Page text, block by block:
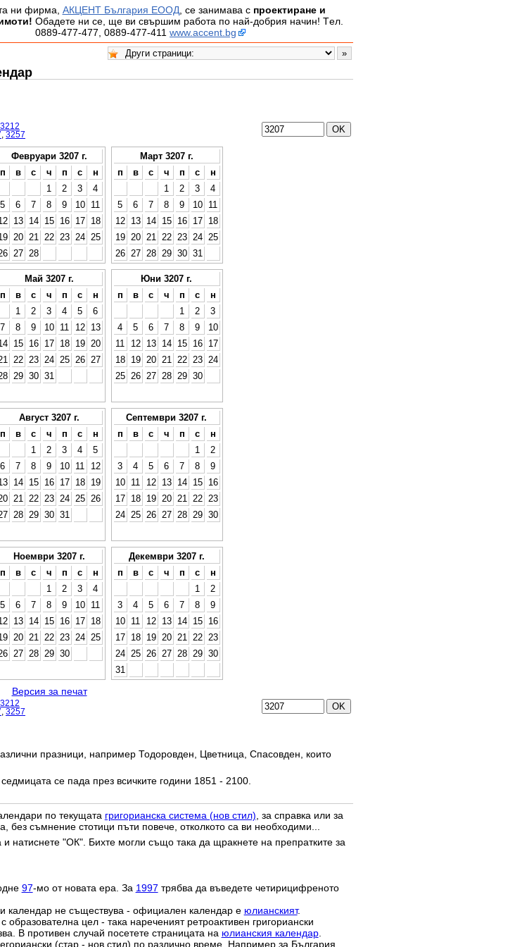
ни фирма, АКЦЕНТ България ЕООД, се занимава с проектиране и
Обадете ни се, ще ви свършим работа по най-добрия начин! Tел.
0889-477-477, 0889-477-411 www.accent.bg
3212
3257
Февруари 3207 г.
п
в с ч п с
н
1
2 3
4
5
6 7 8 9 10
11
13 14 15 16 17
18
20 21 22 23 24
25
27 28
Март 3207 г.
п
в с ч п с
н
1
2 3
4
5
6 7 8 9 10
11
12
13 14 15 16 17
18
19
20 21 22 23 24
25
26
27 28 29 30 31
Май 3207 г.
п
в с ч п с
н
1
2 3 4 5
6
7
8 9 10 11 12
13
15 16 17 18 19
20
22 23 24 25 26
27
29 30 31
Юни 3207 г.
п
в с ч п с
н
1
2
3
4
5 6 7 8 9
10
11
12 13 14 15 16
17
18
19 20 21 22 23
24
25
26 27 28 29 30
Август 3207 г.
п
в с ч п с
н
1
2 3 4
5
6
7 8 9 10 11
12
14 15 16 17 18
19
21 22 23 24 25
26
28 29 30 31
Септември 3207 г.
п
в с ч п с
н
1
2
3
4 5 6 7 8
9
10
11 12 13 14 15
16
17
18 19 20 21 22
23
24
25 26 27 28 29 30
Ноември 3207 г.
п
в с ч п с
н
1
2 3
4
5
6 7 8 9 10
11
13 14 15 16 17
18
20 21 22 23 24
25
27 28 29 30
Декември 3207 г.
п
в с ч п с
н
1
2
3
4 5 6 7 8
9
10
11 12 13 14 15
16
17
18 19 20 21 22
23
24
25 26 27 28 29 30
31
Версия за печат
3212
3257
празници, например Тодоровден, Цветница, Спасовден, които
се пада през всичките години 1851 - 2100.
по текущата григорианска система (нов стил), за справка или за
без съмнение стотици пъти повече, отколкото са ви необходими...
и натиснете "ОК". Бихте могли също така да щракнете на препратките за
97-мо от новата ера. За 1997 трябва да въведете четирицифреното
календар не съществува - официален календар е юлианският.
цел - така нареченият ретроактивен григориански
В противен случай посетете страницата на юлианския календар.
(стар - нов стил) по различно време. Например за България,